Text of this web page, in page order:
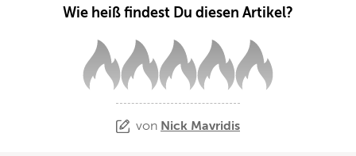
Wie heiß findest Du diesen Artikel?
von Nick Mavridis